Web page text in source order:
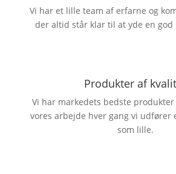
Vi har et lille team af erfarne og
der altid står klar til at yde en god
Produkter af
Vi har markedets bedste
vores arbejde hver gang vi udfører
som lille.